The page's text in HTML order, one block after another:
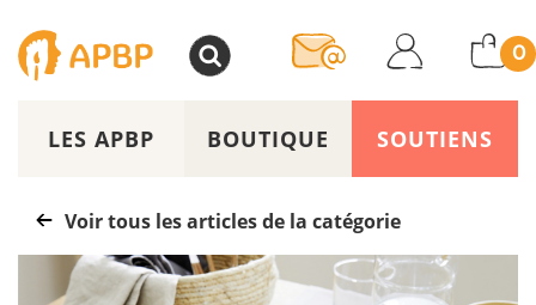
0
LES APBP BOUTIQUE SOUTIENS
Voir tous les articles de la catégorie